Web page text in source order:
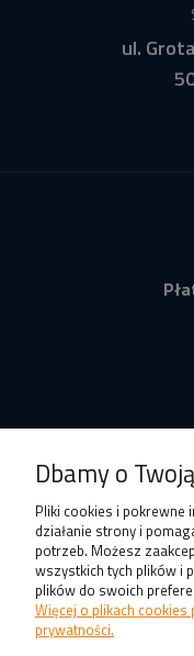
ul.
Dbamy o
Pliki cookies i pokrewne
działanie strony i
potrzeb. Możesz
wszystkich tych plików i
plików do swoich
Więcej o plikach
prywatności.